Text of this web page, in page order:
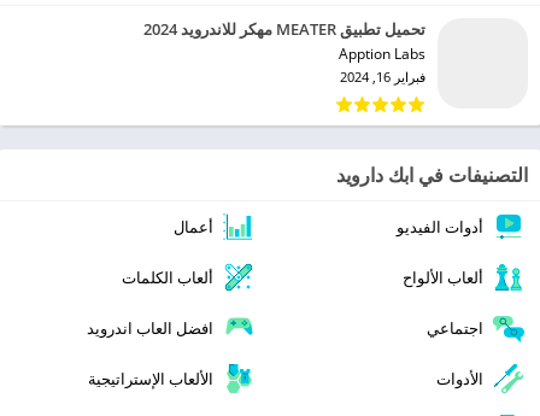
تحميل تطبيق MEATER مهكر للاندرويد 2024
Apption Labs‏
فبراير 16, 2024
التصنيفات في ابك دارويد
أدوات الفيديو أعمال
ألعاب الألواح ألعاب الكلمات
اجتماعي افضل العاب اندرويد
الأدوات الألعاب الإستراتيجية